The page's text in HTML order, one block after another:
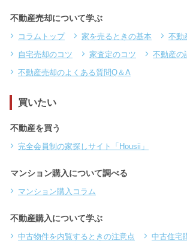
不動産売却について学ぶ
コラムトップ 家を売るときの基本
不動
自宅売却のコツ
家査定のコツ
不動産の
不動産売却のよくある質問Q＆A
買いたい
不動産を買う
完全会員制の家探しサイト「Housii」
マンション購入について調べる
マンション購入コラム
不動産購入について学ぶ
中古物件を内覧するときの注意点 中古住宅